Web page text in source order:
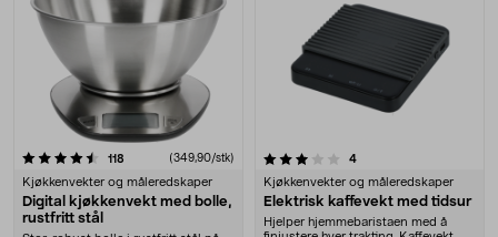
118 anmeldelser(349,90/stk)
Kjøkkenvekter og måleredskaper
Digital kjøkkenvekt med bolle,
rustfritt stål
3.0 av 5 stjerner 4anmeldelser
Kjøkkenvekter og måleredskaper
Elektrisk kaffevekt med tidsur
Hjelper hjemmebaristaen med å